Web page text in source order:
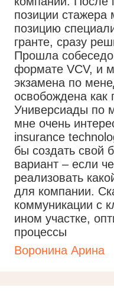
позиции стажера
позицию
гранте, сразу
Прошла
формате VCV, и
экзамена по
освобождена как
Универсиады по
мне очень
insurance
бы создать свой
вариант – если
реализовать
для компании.
коммуникации с
ином участке,
процессы
Воронина Арина